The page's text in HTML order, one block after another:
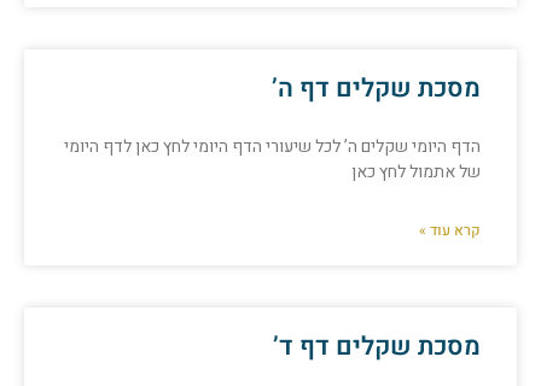
מסכת שקלים דף ה’
הדף היומי שקלים ה’ לכל שיעורי הדף היומי לחץ כאן לדף היומי
של אתמול לחץ כאן
קרא עוד »
מסכת שקלים דף ד’